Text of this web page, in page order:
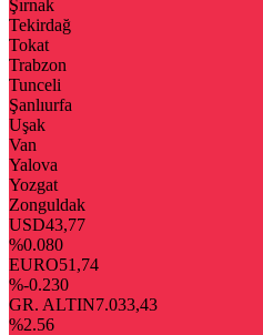
Şırnak
Tekirdağ
Tokat
Trabzon
Tunceli
Şanlıurfa
Uşak
Van
Yalova
Yozgat
Zonguldak
USD43,77
%0.080
EURO51,74
%-0.230
GR. ALTIN7.033,43
%2.56